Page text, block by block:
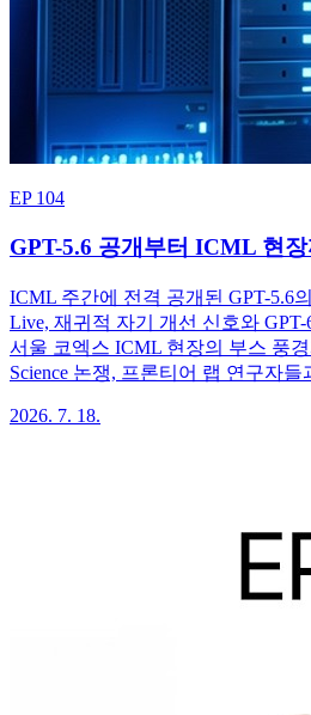
EP 104
GPT-5.6 공개부터 ICML 현장
ICML 주간에 전격 공개된 GPT-5.6
Live, 재귀적 자기 개선 신호와
서울 코엑스 ICML 현장의 부스 풍
Science 논쟁, 프론티어 랩 연구자
2026. 7. 18.